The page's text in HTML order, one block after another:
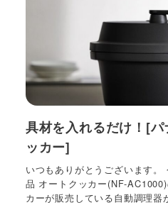
具材を入れるだけ！[
ッカー]
いつもありがとうございます
品 オートクッカー(NF-
カーが販売している自動調理